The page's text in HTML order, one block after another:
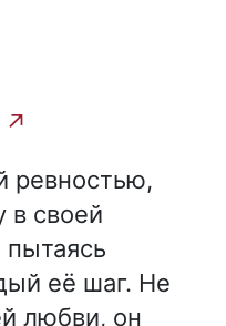
↗
ревностью,
в своей
её шаг. Не
любви, он